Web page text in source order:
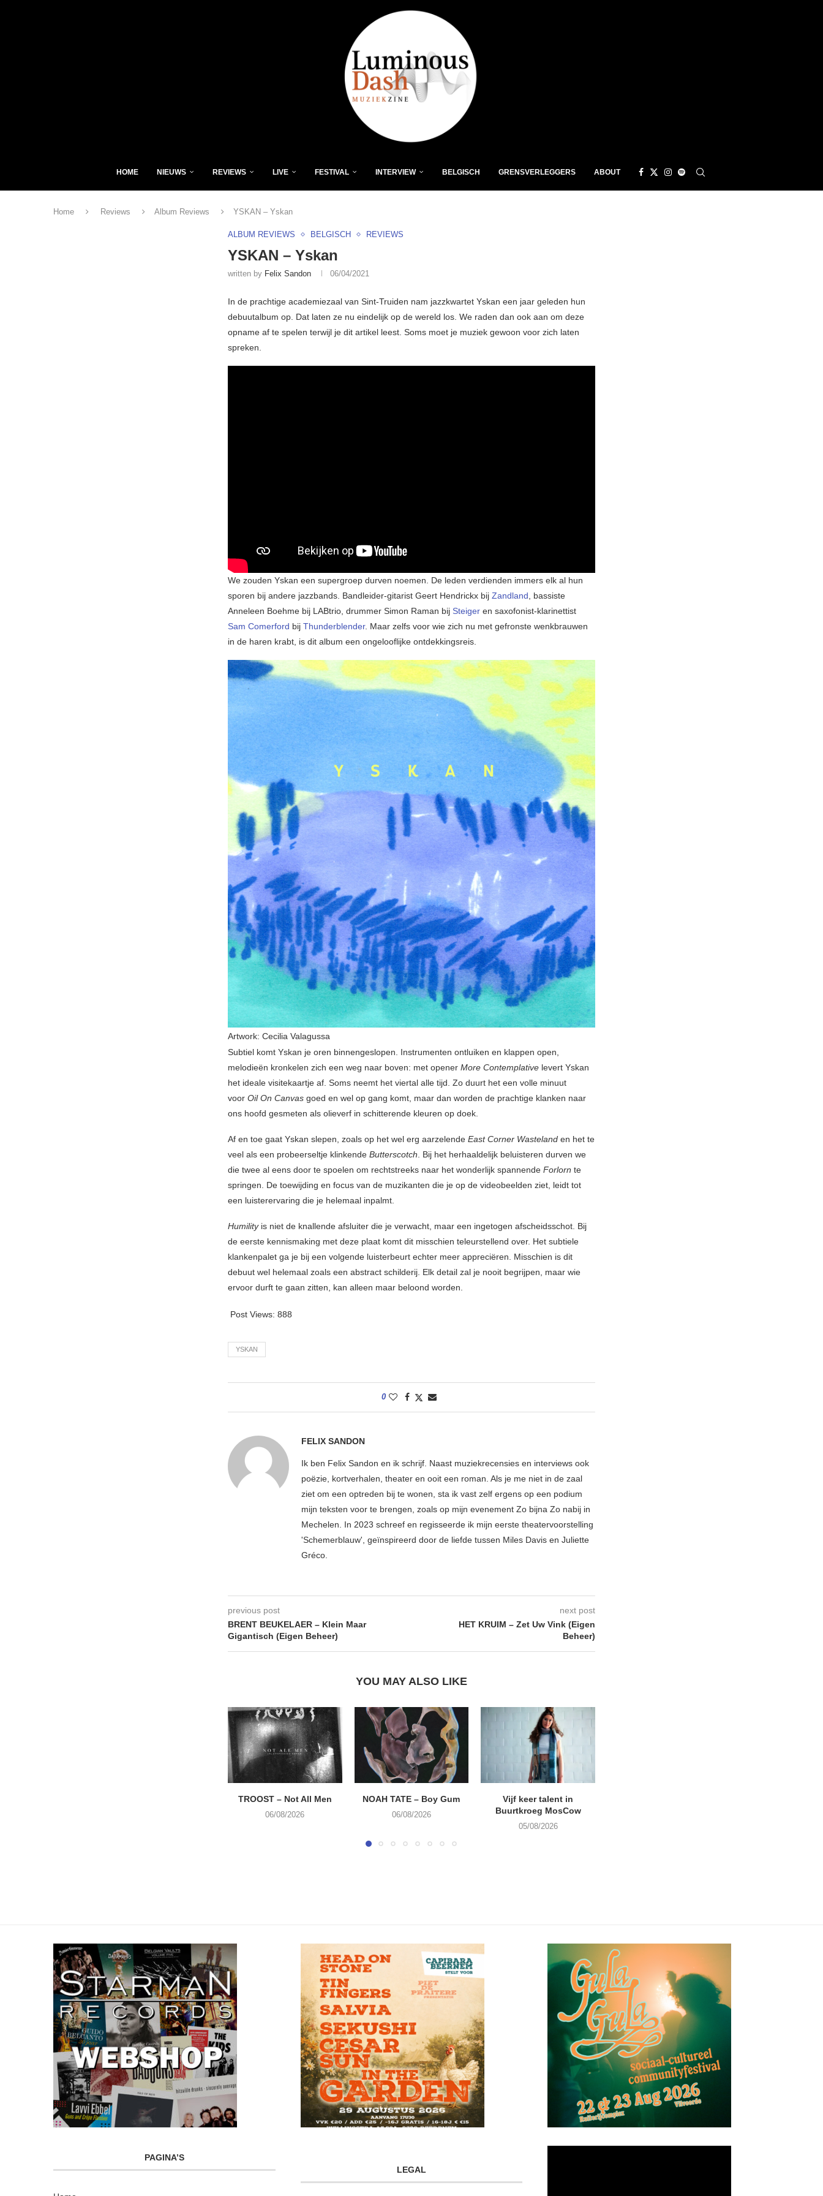
HOME NIEUWS REVIEWS LIVE FESTIVAL INTERVIEW BELGISCH GRENSVERLEGGERS ABOUT
Home Reviews Album Reviews YSKAN – Yskan
ALBUM REVIEWS BELGISCH REVIEWS
YSKAN – Yskan
written by Felix Sandon 06/04/2021
In de prachtige academiezaal van Sint-Truiden nam jazzkwartet Yskan een jaar geleden hun
debuutalbum op. Dat laten ze nu eindelijk op de wereld los. We raden dan ook aan om deze
opname af te spelen terwijl je dit artikel leest. Soms moet je muziek gewoon voor zich laten
spreken.
We zouden Yskan een supergroep durven noemen. De leden verdienden immers elk al hun
sporen bij andere jazzbands. Bandleider-gitarist Geert Hendrickx bij Zandland , bassiste
Anneleen Boehme bij LABtrio, drummer Simon Raman bij Steiger en saxofonist-klarinettist
Sam Comerford bij Thunderblender. Maar zelfs voor wie zich nu met gefronste wenkbrauwen
in de haren krabt, is dit album een ongelooflijke ontdekkingsreis.
Artwork: Cecilia Valagussa
Subtiel komt Yskan je oren binnengeslopen. Instrumenten ontluiken en klappen open,
melodieën kronkelen zich een weg naar boven: met opener More Contemplative levert Yskan
het ideale visitekaartje af. Soms neemt het viertal alle tijd. Zo duurt het een volle minuut
voor Oil On Canvas goed en wel op gang komt, maar dan worden de prachtige klanken naar
ons hoofd gesmeten als olieverf in schitterende kleuren op doek.
Af en toe gaat Yskan slepen, zoals op het wel erg aarzelende East Corner Wasteland en het te
veel als een probeerseltje klinkende Butterscotch . Bij het herhaaldelijk beluisteren durven we
die twee al eens door te spoelen om rechtstreeks naar het wonderlijk spannende Forlorn te
springen. De toewijding en focus van de muzikanten die je op de videobeelden ziet, leidt tot
een luisterervaring die je helemaal inpalmt.
Humilityis niet de knallende afsluiter die je verwacht, maar een ingetogen afscheidsschot. Bij
de eerste kennismaking met deze plaat komt dit misschien teleurstellend over. Het subtiele
klankenpalet ga je bij een volgende luisterbeurt echter meer appreciëren. Misschien is dit
debuut wel helemaal zoals een abstract schilderij. Elk detail zal je nooit begrijpen, maar wie
ervoor durft te gaan zitten, kan alleen maar beloond worden.
Post Views: 888
YSKAN
0
FELIX SANDON
Ik ben Felix Sandon en ik schrijf. Naast muziekrecensies en interviews ook
poëzie, kortverhalen, theater en ooit een roman. Als je me niet in de zaal
ziet om een optreden bij te wonen, sta ik vast zelf ergens op een podium
mijn teksten voor te brengen, zoals op mijn evenement Zo bijna Zo nabij in
Mechelen. In 2023 schreef en regisseerde ik mijn eerste theatervoorstelling
'Schemerblauw', geïnspireerd door de liefde tussen Miles Davis en Juliette
Gréco.
previous post
BRENT BEUKELAER – Klein Maar
Gigantisch (Eigen Beheer)
next post
HET KRUIM – Zet Uw Vink (Eigen
Beheer)
YOU MAY ALSO LIKE
TROOST – Not All Men
06/08/2026
NOAH TATE – Boy Gum
06/08/2026
Vijf keer talent in
Buurtkroeg MosCow
05/08/2026
PAGINA’S
LEGAL